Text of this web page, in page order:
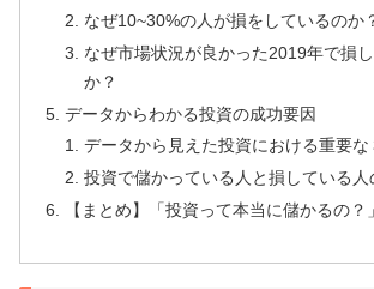
なぜ10~30%の人が損をしているのか
なぜ市場状況が良かった2019年で損
か？
データからわかる投資の成功要因
データから見えた投資における重要な
投資で儲かっている人と損している人
【まとめ】「投資って本当に儲かるの？